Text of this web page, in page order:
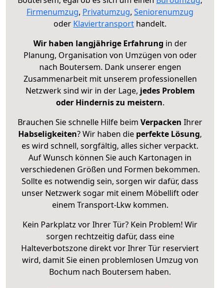
Firmenumzug, Privatumzug, Seniorenumzug
oder Klaviertransport handelt.
Wir haben langjährige Erfahrung in der
Planung, Organisation von Umzügen von oder
nach Boutersem. Dank unserer engen
Zusammenarbeit mit unserem professionellen
Netzwerk sind wir in der Lage, jedes Problem
oder Hindernis zu meistern.
Brauchen Sie schnelle Hilfe beim Verpacken Ihrer
Habseligkeiten? Wir haben die perfekte Lösung,
es wird schnell, sorgfältig, alles sicher verpackt.
Auf Wunsch können Sie auch Kartonagen in
verschiedenen Größen und Formen bekommen.
Sollte es notwendig sein, sorgen wir dafür, dass
unser Netzwerk sogar mit einem Möbellift oder
einem Transport-Lkw kommen.
Kein Parkplatz vor Ihrer Tür? Kein Problem! Wir
sorgen rechtzeitig dafür, dass eine
Halteverbotszone direkt vor Ihrer Tür reserviert
wird, damit Sie einen problemlosen Umzug von
Bochum nach Boutersem haben.